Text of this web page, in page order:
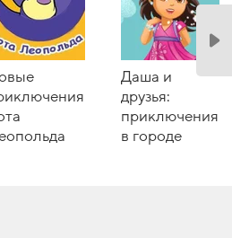
Даша и
друзья:
приключения
в городе